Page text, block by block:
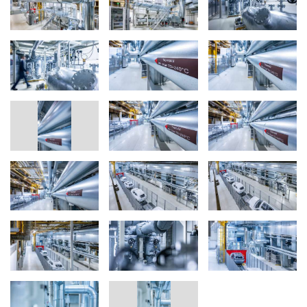
mari consumatoare de energie. Un sistem pe bază de ulei termic
poate fi operat, de asemenea, cu gaz ca soluţie intermediară.
Testarea s-a încheiat cu succes la Regensburg
Echipa proiectului-pilot de la Regensburg a profitat de perioada
de nefuncţionare a producţiei din perioada Anului Nou pentru a
instala tehnologia uleiului termic. În doar câteva zile, au înlocuit
echipamentul de uscare alimentat cu gaz utilizat pentru una dintre
cele trei linii de aplicare a stratului final cu un sistem de ulei termic
încălzit electric - completat cu o unitate inovatoare de evacuare a
aerului eRTO alimentată electric.
Inovaţia principală constă în utilizarea noii unităţi electrice de
încălzire pentru a transfera căldura către uleiul termic, în loc să
încălzească direct aerul din jurul caroseriilor maşinilor în camera
de uscare după aplicarea vopselei. Uleiul încălzit circulă într-o
de uscare prin intermediul schimbătoarelor de căldură. Uleiul
termic circulant atinge temperaturi de câteva sute de grade